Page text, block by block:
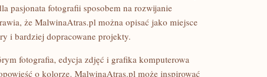
pasjonata fotografii sposobem na rozwijanie
że MalwinaAtras.pl można opisać jako miejsce
i bardziej dopracowane projekty.
fotografia, edycja zdjęć i grafika komputerowa
o kolorze. MalwinaAtras.pl może inspirować